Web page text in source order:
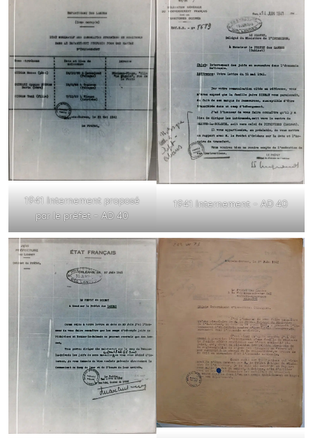
1941 Internement proposé
par le préfet – AD 40
1941 Internement – AD 40